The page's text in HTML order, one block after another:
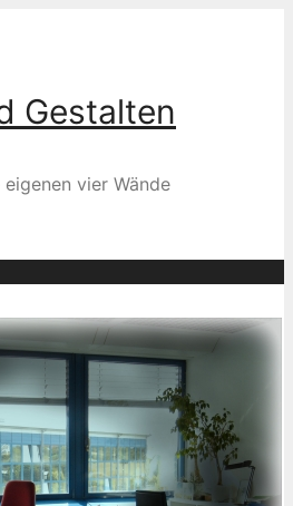
Gestalten
vier Wände